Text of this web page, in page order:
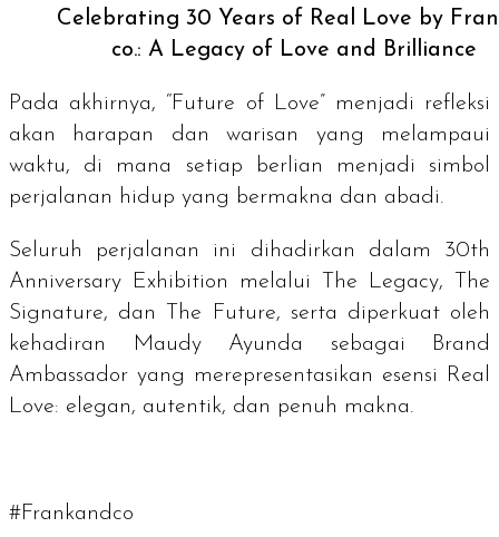
Celebrating 30 Years of Real Love by
co.: A Legacy of Love and Brilliance
Pada akhirnya, “Future of Love” menjadi refleksi
akan harapan dan warisan yang melampaui
waktu, di mana setiap berlian menjadi simbol
perjalanan hidup yang bermakna dan abadi.
Seluruh perjalanan ini dihadirkan dalam 30th
Anniversary Exhibition melalui
The Legacy,
The
Signature, dan The Future, serta diperkuat oleh
kehadiran Maudy Ayunda sebagai
Brand
Ambassador yang merepresentasikan esensi Real
Love: elegan, autentik, dan penuh makna.
#Frankandco